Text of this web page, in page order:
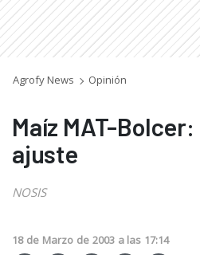
Agrofy News Opinión
Maíz MAT-
ajuste
NOSIS
18 de Marzo de 2003 a las 17:14